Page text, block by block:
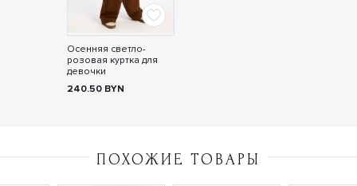
Осенняя светло-
розовая куртка для
девочки
240.50 BYN
ПОХОЖИЕ ТОВАРЫ